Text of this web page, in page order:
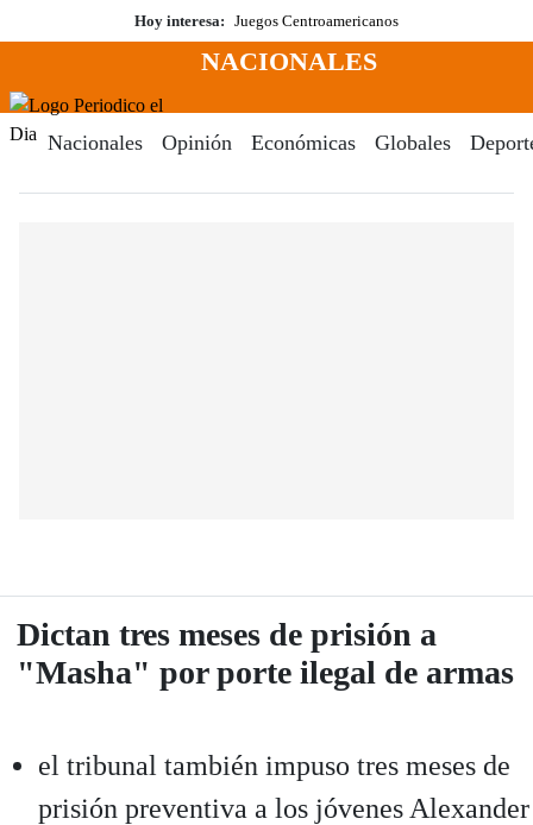
al
Hoy interesa: Juegos Centroamericanos
Menú
NACIONALES
Nacionales Opinión Económicas Globales
Dictan tres meses de prisión a
"Masha" por porte ilegal de armas
el tribunal también impuso tres meses de
prisión preventiva a los jóvenes Alexander